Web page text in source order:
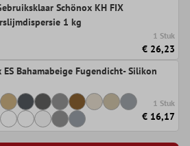
Schönox KH FIX
1 kg
1 Stuk
€ 26,23
ES Bahamabeige Fugendicht- Silikon
1 Stuk
€ 16,17